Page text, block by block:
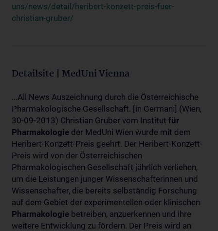
uns/news/detail/heribert-konzett-preis-fuer-
christian-gruber/
Detailsite | MedUni Vienna
...All News Auszeichnung durch die Österreichische
Pharmakologische Gesellschaft. [in German:] (Wien,
30-09-2013) Christian Gruber vom Institut für
Pharmakologie der MedUni Wien wurde mit dem
Heribert-Konzett-Preis geehrt. Der Heribert-Konzett-
Preis wird von der Österreichischen
Pharmakologischen Gesellschaft jährlich verliehen,
um die Leistungen junger Wissenschafterinnen und
Wissenschafter, die bereits selbständig Forschung
auf dem Gebiet der experimentellen oder klinischen
Pharmakologie betreiben, anzuerkennen und ihre
weitere Entwicklung zu fördern. Der Preis wird an